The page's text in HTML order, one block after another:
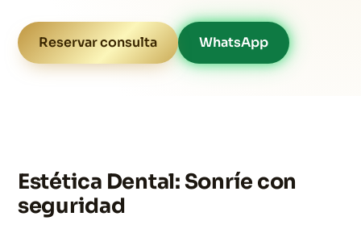
Reservar consulta WhatsApp
Estética Dental: Sonríe con
seguridad